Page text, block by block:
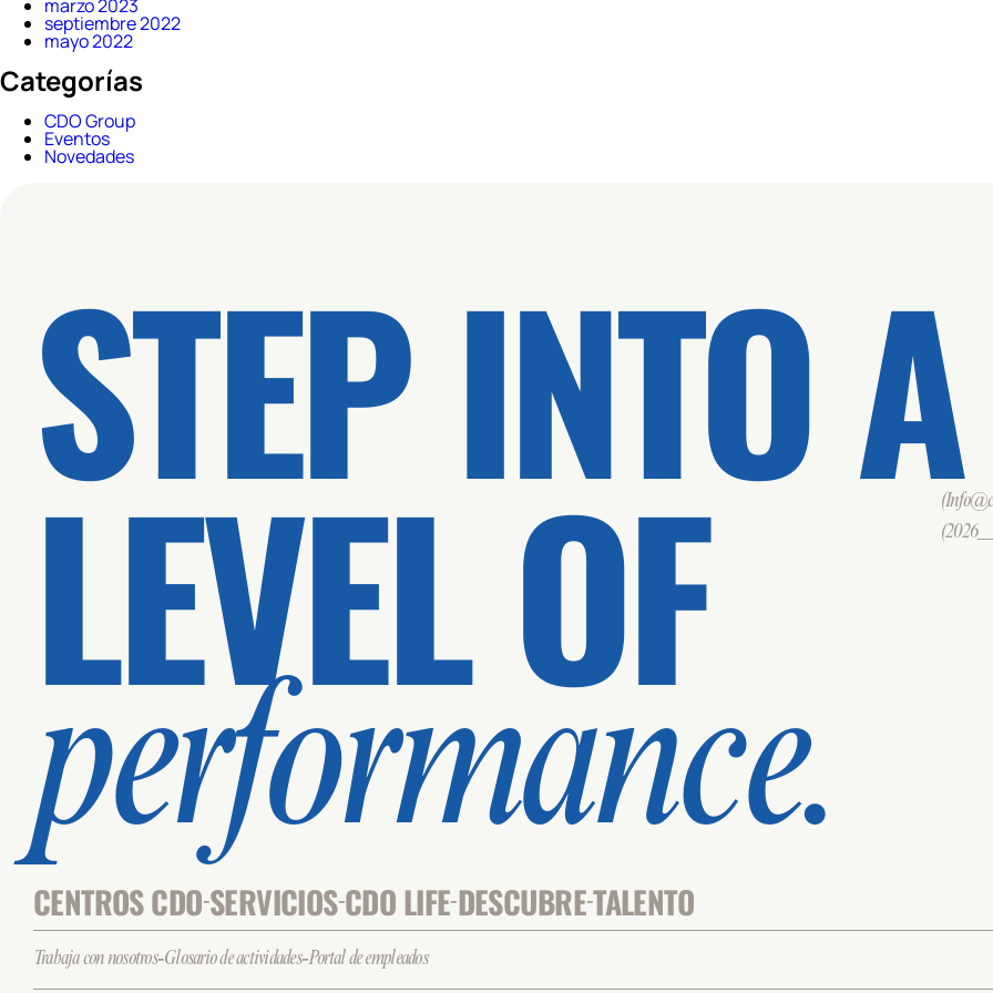
marzo 2023
septiembre 2022
mayo 2022
Categorías
CDO Group
Eventos
Novedades
STEP INTO
LEVEL OF
performance.
CENTROS CDO-SERVICIOS-CDO LIFE-DESCUBRE-TALENTO
Trabaja con nosotros-Glosario de actividades-Portal de empleados